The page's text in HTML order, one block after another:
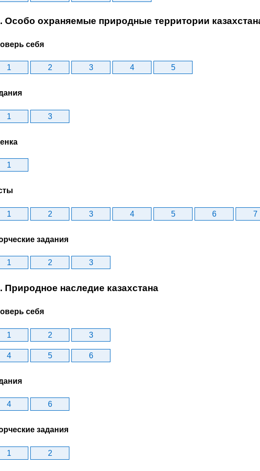
Особо охраняемые природные территории
себя
1 2 3 4 5
1 3
1
1 2 3 4 5 6 7
задания
1 2 3
Природное наследие казахстана
себя
1 2 3
4 5 6
4 6
задания
1 2